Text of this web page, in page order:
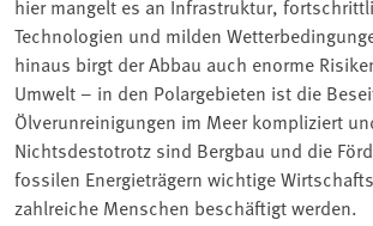
hier mangelt es an Infrastruktur,
Technologien und milden
hinaus birgt der Abbau auch enorme
Umwelt – in den Polargebieten ist die
Ölverunreinigungen im Meer kompliziert
Nichtsdestotrotz sind Bergbau und die
fossilen Energieträgern wichtige
zahlreiche Menschen beschäftigt werden.